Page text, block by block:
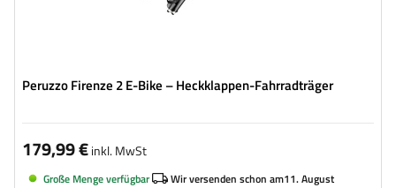
Peruzzo Firenze 2 E-Bike – Heckklappen-Fahrradträger
179,99 €inkl. MwSt
Große Menge verfügbar Wir versenden schon am11. August